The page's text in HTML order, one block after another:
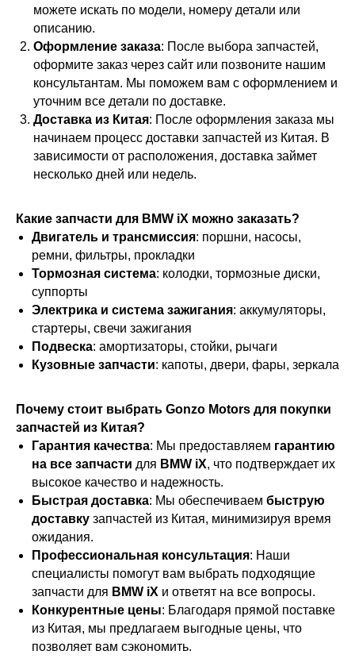
можете искать по модели, номеру детали или
описанию.
Оформление заказа: После выбора запчастей,
оформите заказ через сайт или позвоните нашим
консультантам. Мы поможем вам с оформлением и
уточним все детали по доставке.
Доставка из Китая: После оформления заказа мы
начинаем процесс доставки запчастей из Китая. В
зависимости от расположения, доставка займет
несколько дней или недель.
Какие запчасти для BMW iX можно заказать?
Двигатель и трансмиссия: поршни, насосы,
ремни, фильтры, прокладки
Тормозная система: колодки, тормозные диски,
суппорты
Электрика и система зажигания: аккумуляторы,
стартеры, свечи зажигания
Подвеска: амортизаторы, стойки, рычаги
Кузовные запчасти: капоты, двери, фары, зеркала
Почему стоит выбрать Gonzo Motors для покупки
запчастей из Китая?
Гарантия качества: Мы предоставляем гарантию
на все запчасти для BMW iX, что подтверждает их
высокое качество и надежность.
Быстрая доставка: Мы обеспечиваем быструю
доставку запчастей из Китая, минимизируя время
ожидания.
Профессиональная консультация: Наши
специалисты помогут вам выбрать подходящие
запчасти для BMW iX и ответят на все вопросы.
Конкурентные цены: Благодаря прямой поставке
из Китая, мы предлагаем выгодные цены, что
позволяет вам сэкономить.